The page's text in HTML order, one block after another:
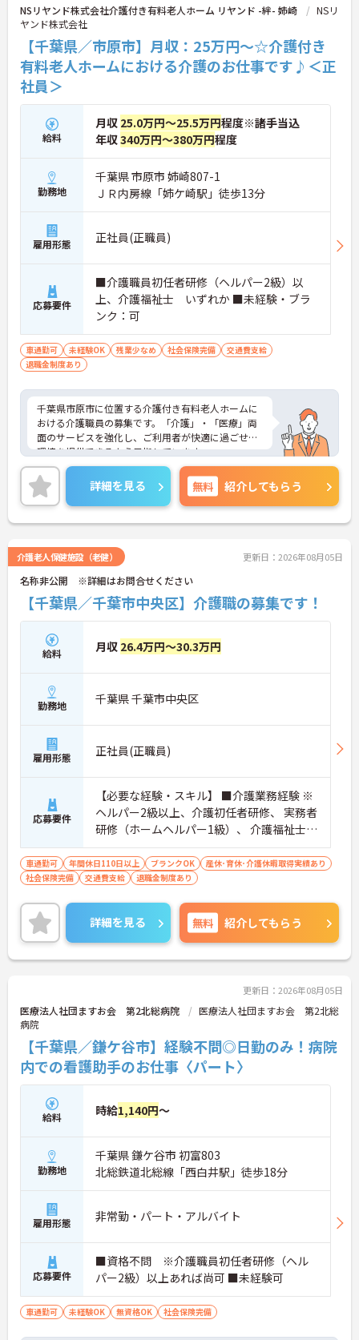
NSリヤンド株式会社介護付き有料老人ホーム リヤンド -絆- 姉崎
NSリ
ヤンド株式会社
【千葉県／市原市】月収：25万円～☆介護付き
有料老人ホームにおける介護のお仕事です♪＜正
社員＞
給料
月収 25.0万円～25.5万円程度※諸手当込
年収340万円～380万円程度
勤務地
千葉県 市原市 姉崎807-1
ＪＲ内房線「姉ケ崎駅」徒歩13分
雇用形態 正社員(正職員)
応募要件
■介護職員初任者研修（ヘルパー2級）以
上、介護福祉士 いずれか ■未経験・ブラ
ンク：可
車通勤可 未経験OK 残業少なめ 社会保険完備
交通費支給
退職金制度あり
千葉県市原市に位置する介護付き有料老人ホームに
おける介護職員の募集です。「介護」・「医療」両
面のサービスを強化し、ご利用者が快適に過ごせる
環境を提供できるよう目指しています。
給与は月収25万円～と高水準です。研修制度がある
ので、業務に不安がある方でも安心してご勤務いた
だけます。
に詳細をお話しいたしますのでお気軽にご相談くだ
さい！
詳細を見る 無料 紹介してもらう
介護老人保健施設（老健） 更新日：2026年08月05日
名称非公開 ※詳細はお問合せください
【千葉県／千葉市中央区】介護職の募集です！
給料 月収 26.4万円～30.3万円
勤務地 千葉県 千葉市中央区
雇用形態 正社員(正職員)
応募要件
【必要な経験・スキル】 ■介護業務経験 ※
ヘルパー2級以上、介護初任者研修、 実務者
研修（ホームヘルパー1級）、 介護福祉士の
いずれかあれば尚可
車通勤可 年間休日110日以上 ブランクOK
産休･育休･介護休暇取得実績あり
社会保険完備
交通費支給 退職金制度あり
詳細を見る 無料 紹介してもらう
更新日：2026年08月05日
医療法人社団ますお会 第2北総病院
医療法人社団ますお会 第2北総
病院
【千葉県／鎌ケ谷市】経験不問◎日勤のみ！病院
内での看護助手のお仕事〈パート〉
給料 時給1,140円～
勤務地
千葉県 鎌ケ谷市 初富803
北総鉄道北総線「西白井駅」徒歩18分
雇用形態 非常勤・パート・アルバイト
応募要件
■資格不問 ※介護職員初任者研修（ヘル
パー2級）以上あれば尚可 ■未経験可
車通勤可 未経験OK 無資格OK 社会保険完備